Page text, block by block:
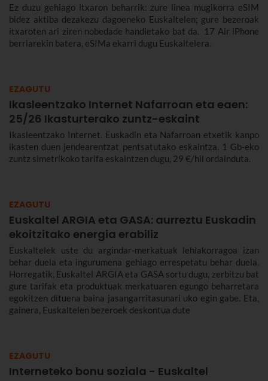
Ez duzu gehiago itxaron beharrik: zure linea mugikorra eSIM
bidez aktiba dezakezu dagoeneko Euskaltelen; gure bezeroak
itxaroten ari ziren nobedade handietako bat da. 17 Air iPhone
berriarekin batera, eSIMa ekarri dugu Euskaltelera.
EZAGUTU
Ikasleentzako Internet Nafarroan eta eaen:
25/26 Ikasturterako zuntz-eskaint
Ikasleentzako Internet. Euskadin eta Nafarroan etxetik kanpo
ikasten duen jendearentzat pentsatutako eskaintza. 1 Gb-eko
zuntz simetrikoko tarifa eskaintzen dugu, 29 €/hil ordainduta.
EZAGUTU
Euskaltel ARGIA eta GASA: aurreztu Euskadin
ekoitzitako energia erabiliz
Euskaltelek uste du argindar-merkatuak lehiakorragoa izan
behar duela eta ingurumena gehiago errespetatu behar duela.
Horregatik, Euskaltel ARGIA eta GASA sortu dugu, zerbitzu bat
gure tarifak eta produktuak merkatuaren egungo beharretara
egokitzen dituena baina jasangarritasunari uko egin gabe. Eta,
gainera, Euskaltelen bezeroek deskontua dute
EZAGUTU
Interneteko bonu soziala - Euskaltel